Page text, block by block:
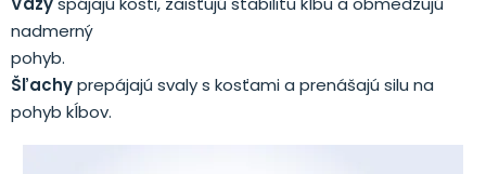
nadmerný
pohyb.
Šľachyprepájajú svaly s kosťami a prenášajú silu na
pohyb kĺbov.